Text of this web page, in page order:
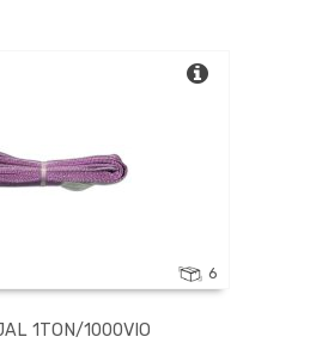
6
1TON/1000VIO